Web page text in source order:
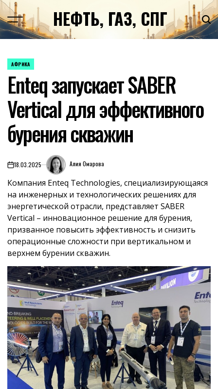
Перейти
к
содержимомуНЕФТЬ, ГАЗ, СПГ
ОПУБЛИКОВАНО
АФРИКА
Enteq запускает SABER
Vertical для эффективного
бурения скважин
on18.03.2025 Алия Омарова
Компания Enteq Technologies, специализирующаяся
на инженерных и технологических решениях для
энергетической отрасли, представляет SABER
Vertical – инновационное решение для бурения,
призванное повысить эффективность и снизить
операционные сложности при вертикальном и
верхнем бурении скважин.